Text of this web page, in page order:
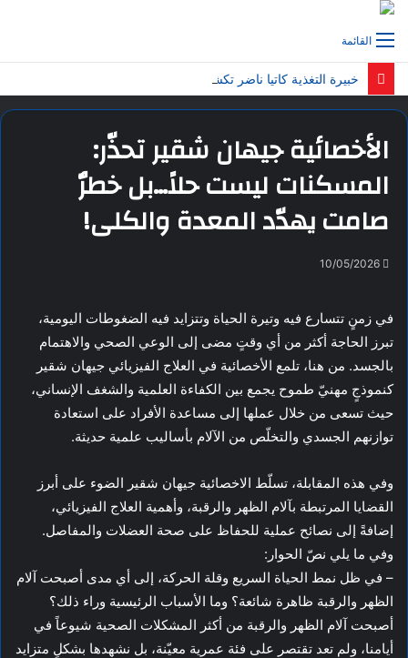
القائمة
الأخصائية جيهان شقير تحذّر:
المسكنات ليست حلاً…بل خطرٌ
صامت يهدّد المعدة والكلى!
10/05/2026
في زمنٍ تتسارع فيه وتيرة الحياة وتتزايد فيه الضغوطات اليومية،
تبرز الحاجة أكثر من أي وقتٍ مضى إلى الوعي الصحي والاهتمام
بالجسد. من هنا، تلمع الأخصائية في العلاج الفيزيائي جيهان شقير
كنموذجٍ مهنيّ طموح يجمع بين الكفاءة العلمية والشغف الإنساني،
حيث تسعى من خلال عملها إلى مساعدة الأفراد على استعادة
توازنهم الجسدي والتخلّص من الآلام بأساليب علمية حديثة.
وفي هذه المقابلة، تسلّط الاخصائية جيهان شقير الضوء على أبرز
القضايا المرتبطة بآلام الظهر والرقبة، وأهمية العلاج الفيزيائي،
إضافةً إلى نصائح عملية للحفاظ على صحة العضلات والمفاصل.
وفي ما يلي نصّ الحوار:
– في ظل نمط الحياة السريع وقلة الحركة، إلى أي مدى أصبحت آلام
الظهر والرقبة ظاهرة شائعة؟ وما الأسباب الرئيسية وراء ذلك؟
أصبحت آلام الظهر والرقبة من أكثر المشكلات الصحية شيوعاً في
أيامنا، ولم تعد تقتصر على فئة عمرية معيّنة، بل نشهدها بشكلٍ متزايد